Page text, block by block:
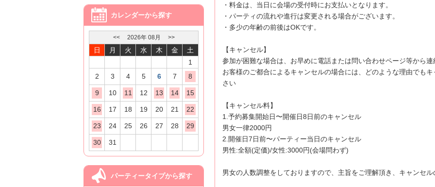
カレンダーから探す
<< 2026年 08 月 >>
日 月 火 水 木 金
土
1
2
3 4 5 6 7 8
9 10 11 12 13 14 15
16 17 18 19 20 21 22
23 24 25 26 27 28 29
30 31
パーティータイプから探す
・料金は、当日に会場の受付時にお支払いとなります。
・パーティの流れや進行は変更される場合がございます。
・多少の年齢の前後はOKです。
【キャンセル】
参加が困難な場合は、お早めに電話または問い合わせページ等から
お客様のご都合によるキャンセルの場合には、どのような理由でも
さい
【キャンセル料】
1.予約募集開始日〜開催日8日前のキャンセル
男女一律2000円
2.開催日7日前〜パーティー当日のキャンセル
男性:全額(定価)/女性:3000円(会場問わず)
男女の人数調整をしておりますので、主旨をご理解頂き、キャンセ